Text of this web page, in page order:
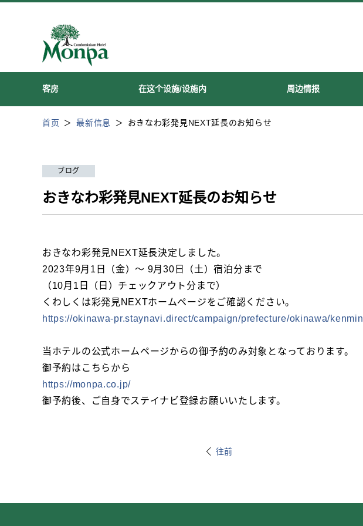
客房 在这个设施/设施内 周边情报
首页 最新信息 おきなわ彩発見NEXT延長のお知らせ
ブログ
おきなわ彩発見NEXT延長のお知らせ
おきなわ彩発見NEXT延長決定しました。
2023年9月1日（金）～ 9月30日（土）宿泊分まで
（10月1日（日）チェックアウト分まで）
くわしくは彩発見NEXTホームページをご確認ください。
https://okinawa-pr.staynavi.direct/campaign/prefecture/okinawa/kenmin
当ホテルの公式ホームページからの御予約のみ対象となっております。
御予約はこちらから
https://monpa.co.jp/
御予約後、ご自身でステイナビ登録お願いいたします。
往前